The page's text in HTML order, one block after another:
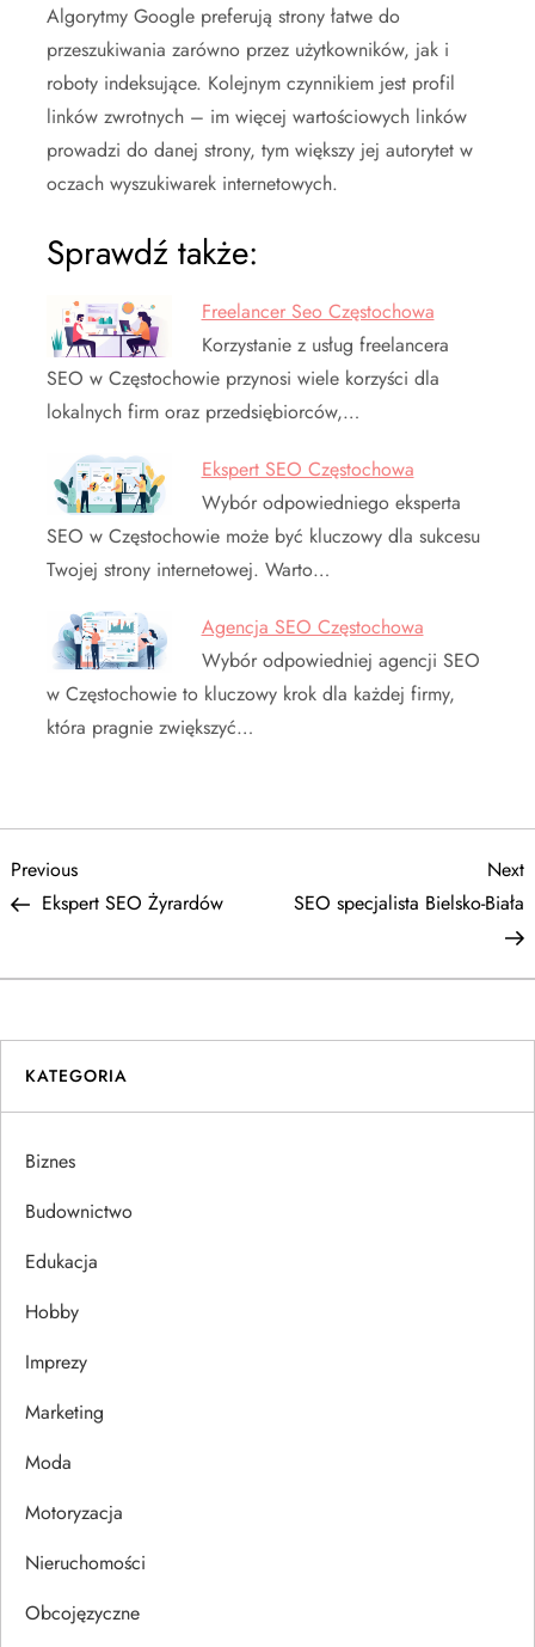
Algorytmy Google preferują strony łatwe do
przeszukiwania zarówno przez użytkowników, jak i
roboty indeksujące. Kolejnym czynnikiem jest profil
linków zwrotnych – im więcej wartościowych linków
prowadzi do danej strony, tym większy jej autorytet w
oczach wyszukiwarek internetowych.
Sprawdź także:
Freelancer Seo Częstochowa
Korzystanie z usług freelancera
SEO w Częstochowie przynosi wiele korzyści dla
lokalnych firm oraz przedsiębiorców,…
Ekspert SEO Częstochowa
Wybór odpowiedniego eksperta
SEO w Częstochowie może być kluczowy dla sukcesu
Twojej strony internetowej. Warto…
Agencja SEO Częstochowa
Wybór odpowiedniej agencji SEO
w Częstochowie to kluczowy krok dla każdej firmy,
która pragnie zwiększyć…
N
w
i
g
a
c
a
w
p
u
Previous
Post
Previous
Ekspert SEO Żyrardów
Next
SEO specjalista Bielsko-Biała
KATEGORIA
Biznes
Budownictwo
Edukacja
Hobby
Imprezy
Marketing
Moda
Motoryzacja
Nieruchomości
Obcojęzyczne